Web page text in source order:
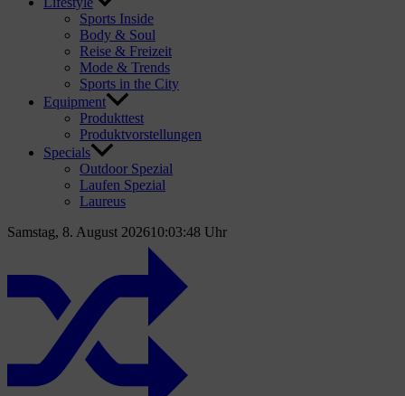
Sports Inside
Body & Soul
Reise & Freizeit
Mode & Trends
Sports in the City
Equipment
Produkttest
Produktvorstellungen
Specials
Outdoor Spezial
Laufen Spezial
Laureus
Samstag, 8. August 202610:03:49 Uhr